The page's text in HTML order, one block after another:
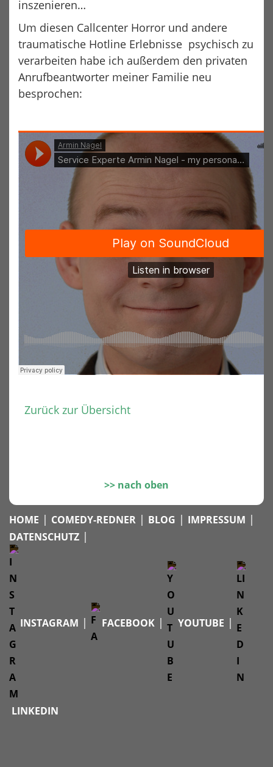
inszenieren…
Um diesen Callcenter Horror und andere
traumatische Hotline Erlebnisse psychisch zu
verarbeiten habe ich außerdem den privaten
Anrufbeantworter meiner Familie neu
besprochen:
Zurück zur Übersicht
nach oben
HOME | COMEDY-REDNER | BLOG | IMPRESSUM |
DATENSCHUTZ |
INSTAGRAM | FACEBOOK | YOUTUBE |
LINKEDIN